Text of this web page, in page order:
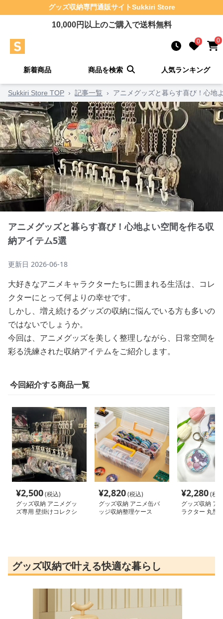
グッズ収納専門通販サイトSukkiri Store
10,000円以上のご購入で送料無料
0 0
新着商品 商品を検索 人気ランキング
Sukkiri Store TOP › 記事一覧 › アニメグッズと暮らす喜び！心地
アニメグッズと暮らす喜び！心地よい空間を作る収
納アイテム5選
更新日 2026-06-18
大好きなアニメキャラクターたちに囲まれる生活は、コレ
クターにとって何よりの幸せです。
しかし、増え続けるグッズの収納に悩んでいる方も多いの
ではないでしょうか。
今回は、アニメグッズを美しく整理しながら、日常空間を
彩る洗練された収納アイテムをご紹介します。
今回紹介する商品一覧
¥2,500(税込)
グッズ収納 アニメグッ
ズ専用 壁掛けコレクシ
¥2,820(税込)
グッズ収納 アニメ缶バ
ッジ収納整理ケース
¥2,280(税
グッズ収納 ア
ラクター 丸型
グッズ収納で叶える快適な暮らし